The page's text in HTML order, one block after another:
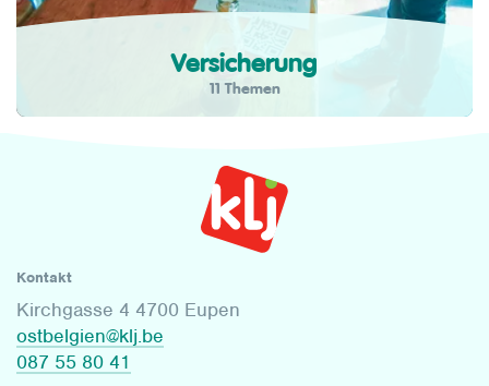
Versicherung
11 Themen
Kontakt
Kirchgasse 4 4700 Eupen
ostbelgien@klj.be
087 55 80 41